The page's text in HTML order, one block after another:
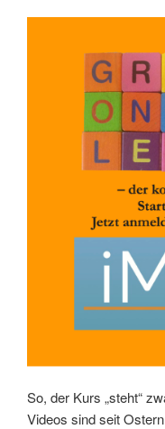
So, der Kurs „steht“
Videos sind seit